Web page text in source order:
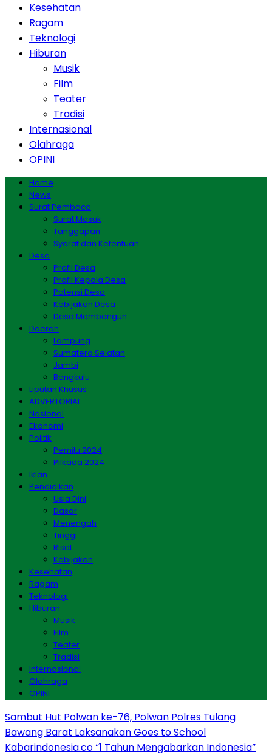
Kesehatan
Ragam
Teknologi
Hiburan
Musik
Film
Teater
Tradisi
Internasional
Olahraga
OPINI
Home
News
Surat Pembaca
Surat Masuk
Tanggapan
Syarat dan Ketentuan
Desa
Profil Desa
Profil Kepala Desa
Potensi Desa
Kebijakan Desa
Desa Membangun
Daerah
Lampung
Sumatera Selatan
Jambi
Bengkulu
Liputan Khusus
ADVERTORIAL
Nasional
Ekonomi
Politik
Pemilu 2024
Pilkada 2024
Iklan
Pendidikan
Usia Dini
Dasar
Menengah
Tinggi
Riset
Kebijakan
Kesehatan
Ragam
Teknologi
Hiburan
Musik
Film
Teater
Tradisi
Internasional
Olahraga
OPINI
Sambut Hut Polwan ke-76, Polwan Polres Tulang
Bawang Barat Laksanakan Goes to School
Kabarindonesia.co “1 Tahun Mengabarkan Indonesia”